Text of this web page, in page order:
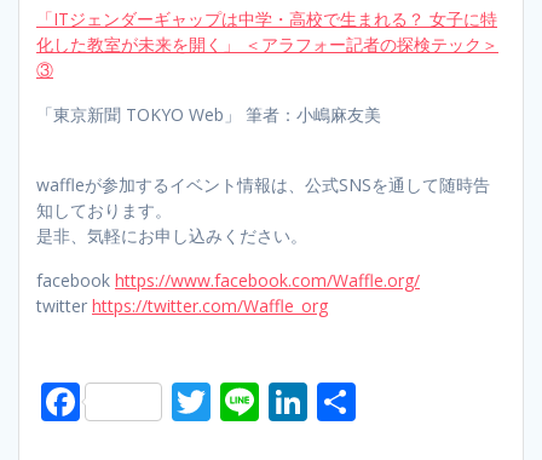
「ITジェンダーギャップは中学・高校で生まれる？ 女子に特
化した教室が未来を開く」 ＜アラフォー記者の探検テック＞
③
「東京新聞 TOKYO Web」 筆者：小嶋麻友美
waffleが参加するイベント情報は、公式SNSを通して随時告
知しております。
是非、気軽にお申し込みください。
facebook https://www.facebook.com/Waffle.org/
twitter https://twitter.com/Waffle_org
F T Li Li